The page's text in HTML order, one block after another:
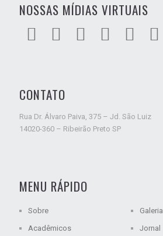
NOSSAS MÍDIAS VIRTUAIS
CONTATO
Rua Dr. Álvaro Paiva, 375 – Jd. São Luiz
14020-360 – Ribeirão Preto SP
MENU RÁPIDO
Sobre
Acadêmicos
Galeria
Jornal